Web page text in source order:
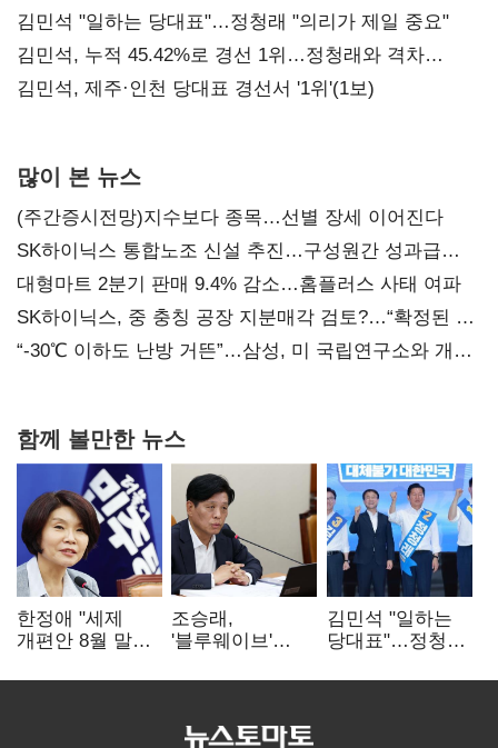
통감"
김민석 "일하는 당대표"…정청래 "의리가 제일 중요"
김민석, 누적 45.42%로 경선 1위…정청래와 격차
0.86%p(2보)
김민석, 제주·인천 당대표 경선서 '1위'(1보)
많이 본 뉴스
(주간증시전망)지수보다 종목…선별 장세 이어진다
SK하이닉스 통합노조 신설 추진…구성원간 성과급
불만 확산
대형마트 2분기 판매 9.4% 감소…홈플러스 사태 여파
SK하이닉스, 중 충칭 공장 지분매각 검토?…“확정된 바
없어”
“-30℃ 이하도 난방 거뜬”…삼성, 미 국립연구소와 개발
함께 볼만한 뉴스
한정애 "세제
개편안 8월 말
공급도 논의"
조승래,
'블루웨이브'
사과 "무거운
김민석 "일하는
당대표"…정청래
중요"